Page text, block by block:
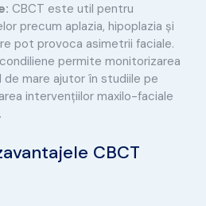
CBCT este util pentru
precum aplazia, hipoplazia și
pot provoca asimetrii faciale.
permite monitorizarea
mare ajutor în studiile pe
intervențiilor maxilo-faciale
CBCT